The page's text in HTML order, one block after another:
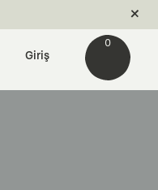
0
Giriş